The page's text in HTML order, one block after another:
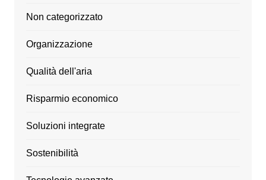
Non categorizzato
Organizzazione
Qualità dell'aria
Risparmio economico
Soluzioni integrate
Sostenibilità